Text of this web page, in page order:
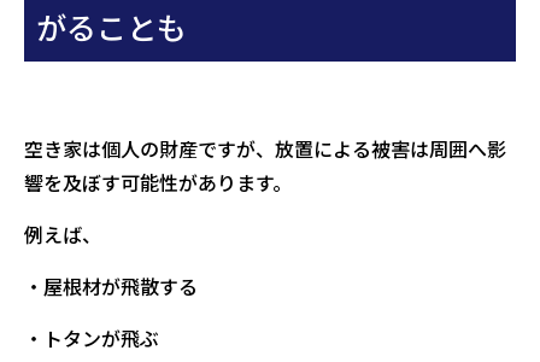
がることも
空き家は個人の財産ですが、放置による被害は周囲へ影
響を及ぼす可能性があります。
例えば、
・屋根材が飛散する
・トタンが飛ぶ